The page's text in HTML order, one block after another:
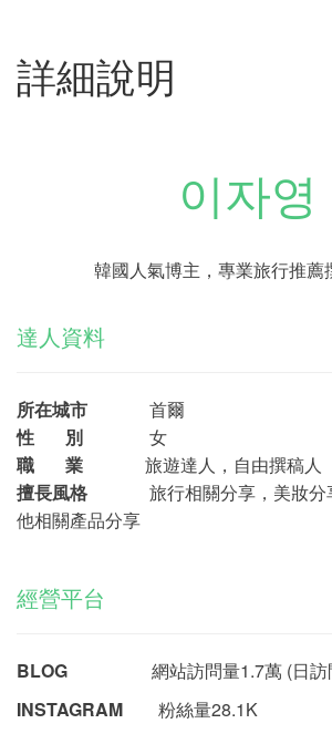
詳細說明
이자영
韓國人氣博主，專業旅行推
達人資料
所在城市 首爾
性 別 女
職 業 旅遊達人，自由撰稿人
擅長風格 旅行相關分享，美妝分
他相關產品分享
經營平台
BLOG 網站訪問量1.7萬 (日
INSTAGRAM 粉絲量28.1K